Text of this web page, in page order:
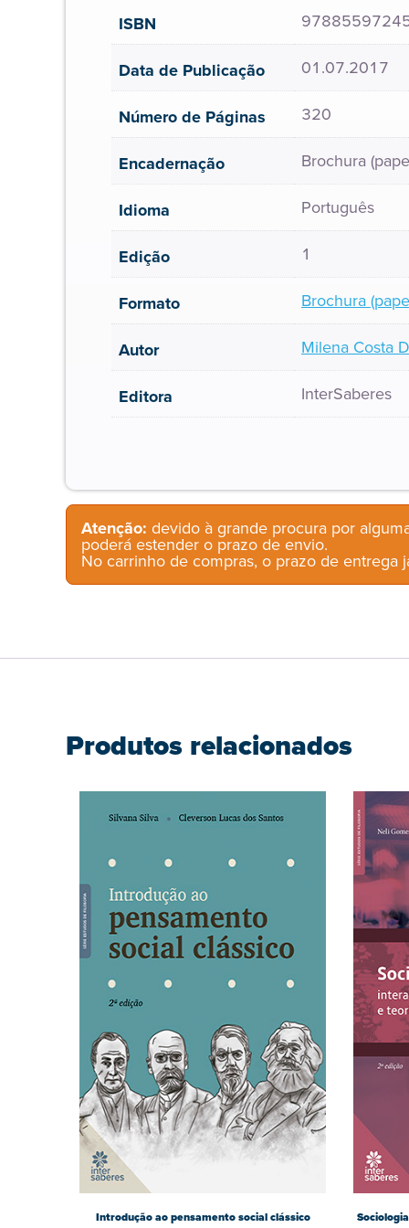
ISBN
Data de Publicação 01.07.2017
Número de Páginas 320
Encadernação Brochura
Idioma Português
Edição 1
Formato Brochura
Autor Milena Costa
Editora InterSaberes
Atenção: devido à grande procura por
poderá estender o prazo de envio.
No carrinho de compras, o prazo de entrega
Produtos relacionados
Introdução ao pensamento social clássico